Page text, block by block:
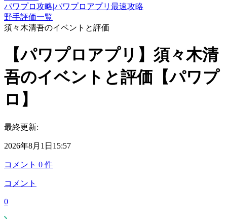
パワプロ攻略|パワプロアプリ最速攻略
野手評価一覧
須々木清吾のイベントと評価
【パワプロアプリ】須々木清
吾のイベントと評価【パワプ
ロ】
最終更新:
2026年8月1日15:57
コメント 0 件
コメント
0